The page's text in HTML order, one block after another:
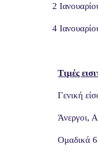
2
4
Τιμές
Γενική
Άνεργοι,
Ομαδικά